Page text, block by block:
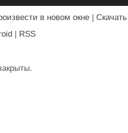
в новом окне | Скачать
| RSS